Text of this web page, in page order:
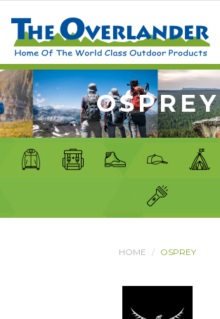
OSPREY
HOME OSPREY